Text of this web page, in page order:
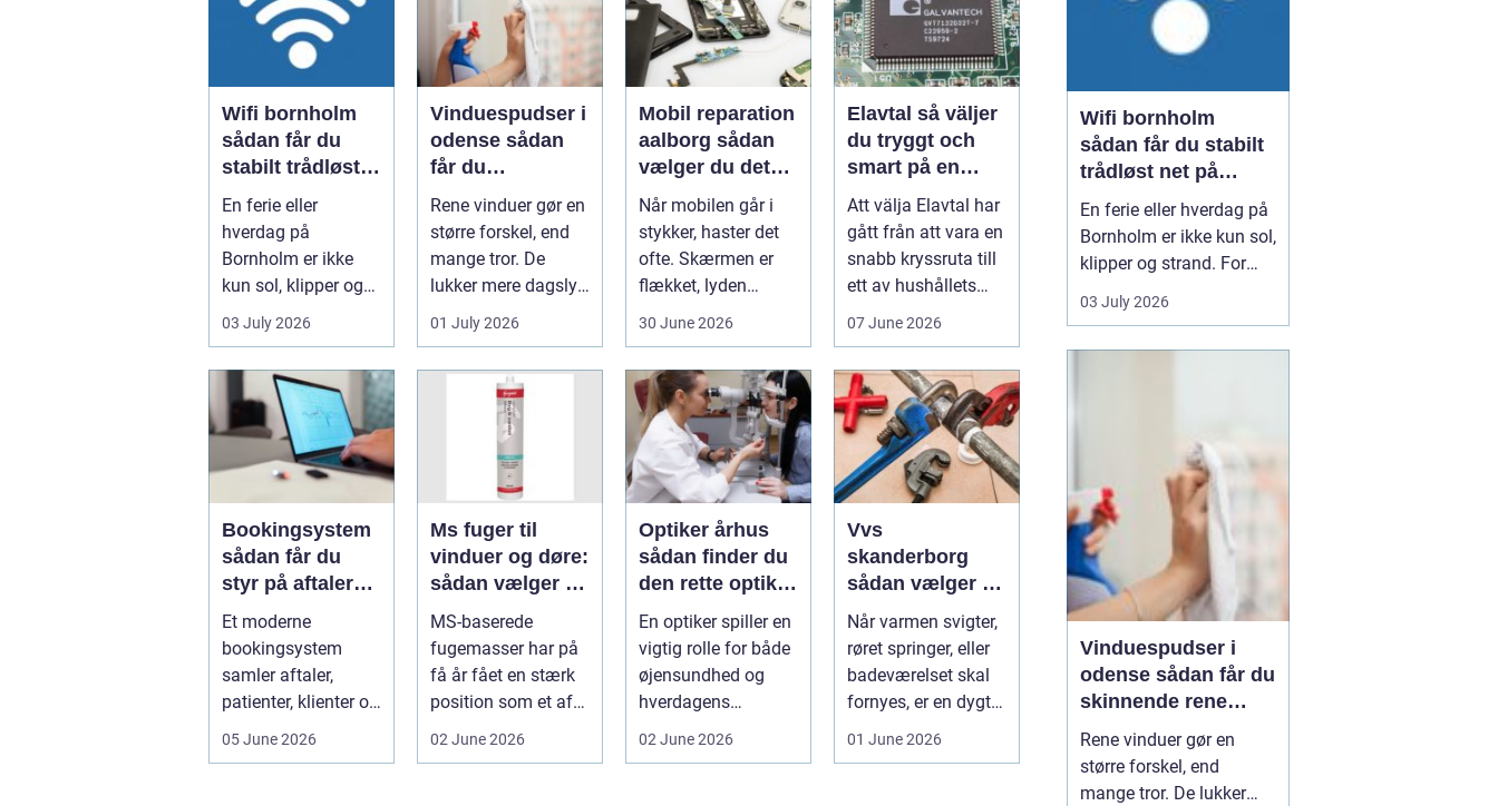
Wifi bornholm
sådan får du
stabilt trådløst
net på klippeøen
En ferie eller
hverdag på
Bornholm er ikke
kun sol, klipper og
strand. For mange
er en stabil intern...
03 July 2026
Vinduespudser i
odense sådan
får du
skinnende rene
ruder året rundt
Rene vinduer gør en
større forskel, end
mange tror. De
lukker mere dagslys
ind, får hjem og
erhvervs...
01 July 2026
Mobil reparation
aalborg sådan
vælger du det
rette værksted
Når mobilen går i
stykker, haster det
ofte. Skærmen er
flækket, lyden
30 June 2026
Elavtal så väljer
du tryggt och
smart på en
rörlig elmarknad
Att välja Elavtal har
gått från att vara en
snabb kryssruta till
ett av hushållets
07 June 2026
Bookingsystem
sådan får du
styr på aftaler
og
arbejdsgange
Et moderne
bookingsystem
samler aftaler,
patienter, klienter og
05 June 2026
Ms fuger til
vinduer og døre:
sådan vælger og
bruger du dem
rigtigt
MS-baserede
fugemasser har på
få år fået en stærk
position som et af
02 June 2026
Optiker århus
sådan finder du
den rette optiker
i byen
En optiker spiller en
vigtig rolle for både
øjensundhed og
hverdagens
02 June 2026
Vvs
skanderborg
sådan vælger du
den rigtige
installatør
Når varmen svigter,
røret springer, eller
badeværelset skal
fornyes, er en dygtig
01 June 2026
Wifi bornholm
sådan får du stabilt
trådløst net på
klippeøen
En ferie eller hverdag på
Bornholm er ikke kun sol,
klipper og strand. For
mange er en stabil
internetforbindelse
sommerhuset eller driver
en mindre virksomhed...
03 July 2026
Vinduespudser i
odense sådan får du
skinnende rene
ruder året rundt
Rene vinduer gør en
større forskel, end
mange tror. De lukker